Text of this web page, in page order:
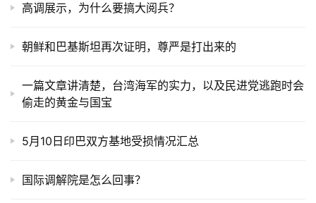
高调展示，为什么要搞大阅兵？
朝鲜和巴基斯坦再次证明，尊严是打出来的
一篇文章讲清楚，台湾海军的实力，以及民进党逃跑时会
偷走的黄金与国宝
5月10日印巴双方基地受损情况汇总
国际调解院是怎么回事？